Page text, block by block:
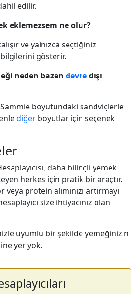
edilir.
eklemezsem ne olur?
ve yalnızca seçtiğiniz
gösterir.
neden bazen devredışı
Sammie boyutundaki sandviçlerle
diğer boyutlar için seçenek
daha bilinçli yemek
herkes için pratik bir araçtır.
protein alımınızı artırmayı
size ihtiyacınız olan
uyumlu bir şekilde yemeğinizin
yer yok.